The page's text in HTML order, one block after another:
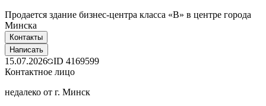
Пpодaeтcя здание бизнес-центра класса «B» в центpe гopoдa
Mинска
Контакты
Написать
15.07.2026 ID 4169599
Контактное лицо
недалеко от г. Минск